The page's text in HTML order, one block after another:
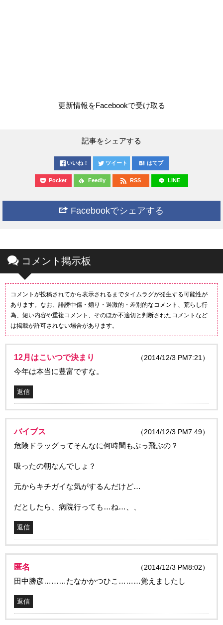
更新情報をFacebookで受け取る
記事をシェアする
いいね！ ツイート はてブ
Pocket Feedly RSS LINE
Facebookでシェアする
コメント掲示板
コメントが投稿されてから表示されるまでタイムラグが発生する可能性が
あります。なお、誹謗中傷・煽り・過激的・差別的なコメント、荒らし行
為、短い内容や重複コメント、そのほか不適切と判断されたコメントなど
は掲載が許可されない場合があります。
12月はこいつで決まり （2014/12/3 PM7:21）
今年は本当に豊富ですな。
返信
バイブス （2014/12/3 PM7:49）
危険ドラッグってそんなに何時間もぶっ飛ぶの？
吸ったの朝なんでしょ？
元からキチガイな気がするんだけど…
だとしたら、病院行っても…ね…、、
返信
匿名 （2014/12/3 PM8:02）
田中勝彦………たなかかつひこ………覚えましたし
返信